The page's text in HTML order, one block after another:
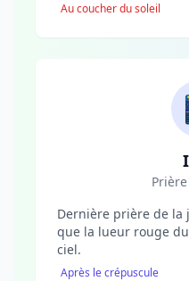
Au coucher du soleil
Dernière prière de la
que la lueur rouge
ciel.
Après le crépuscule